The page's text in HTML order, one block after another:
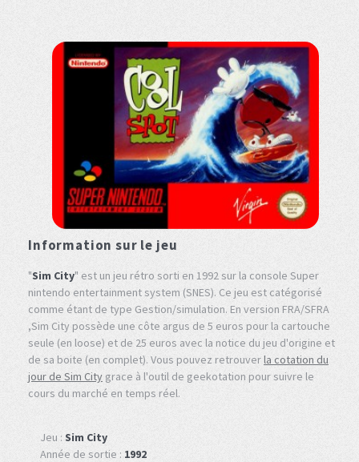
Information sur le jeu
"Sim City" est un jeu rétro sorti en 1992 sur la console Super
nintendo entertainment system (SNES). Ce jeu est catégorisé
comme étant de type Gestion/simulation. En version FRA/SFRA
,Sim City possède une côte argus de 5 euros pour la cartouche
seule (en loose) et de 25 euros avec la notice du jeu d'origine et
de sa boite (en complet). Vous pouvez retrouverla cotation du
jour de Sim City grace à l'outil de geekotation pour suivre le
cours du marché en temps réel.
Jeu : Sim City
Année de sortie : 1992